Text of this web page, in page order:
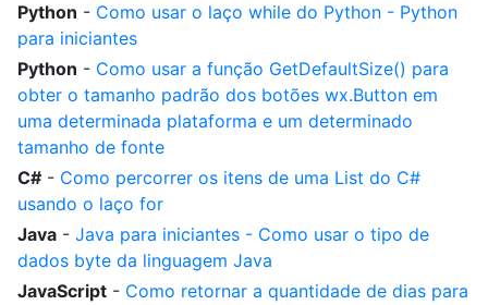
Python - Como usar o laço while do Python - Python
para iniciantes
Python - Como usar a função GetDefaultSize() para
obter o tamanho padrão dos botões wx.Button em
uma determinada plataforma e um determinado
tamanho de fonte
C# - Como percorrer os itens de uma List do C#
usando o laço for
Java - Java para iniciantes - Como usar o tipo de
dados byte da linguagem Java
JavaScript - Como retornar a quantidade de dias para